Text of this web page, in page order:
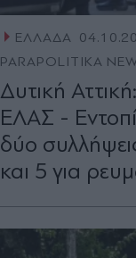
ΕΛΛΑΔΑ
PARAPOLITIKA
Δυτική
ΕΛΑΣ -
δύο
και 5 για